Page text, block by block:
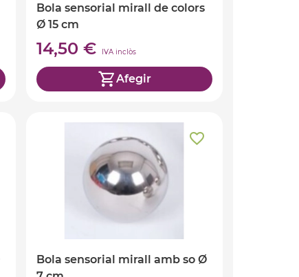
Bola sensorial mirall de colors
Ø 15 cm
14,50 € IVA inclòs
Afegir
Bola sensorial mirall amb so Ø